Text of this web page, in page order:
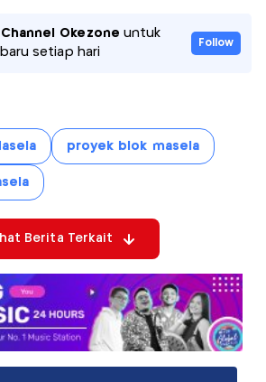
Okezone untuk
setiap hari
Follow
proyek blok masela
Berita Terkait